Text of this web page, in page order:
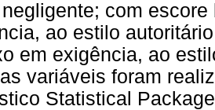
com
ao estilo
em exigência, ao
variáveis foram
Statistical